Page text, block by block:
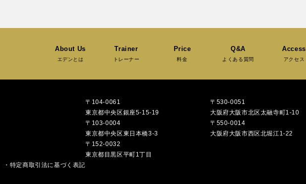
About Us
エデンとは
Trainer
トレーナー
Price
料金
Q&A
よくある質問
Access
アクセス
・ 特定商取引法に基づく表記
〒104-0061
東京都中央区銀座5-15-19
〒103-0004
東京都中央区東日本橋3-3
〒152-0032
東京都目黒区平町1丁目
〒530-0051
大阪府大阪市北区太融寺町1-10
〒550-0014
大阪府大阪市西区北堀江1-22